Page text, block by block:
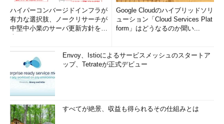
ハイパーコンバージドインフラが
有力な選択肢、ノークリサーチが
中堅中小業のサーバ更新方針を調
Google Cloudのハイブリッドソリ
ューション「Cloud Services Plat
form」はどうなるのか聞い...
Envoy、Istioによるサービスメッシュのスタートア
ップ、Tetrateが正式デビュー
すべてが絶景、収益も得られるその仕組みとは